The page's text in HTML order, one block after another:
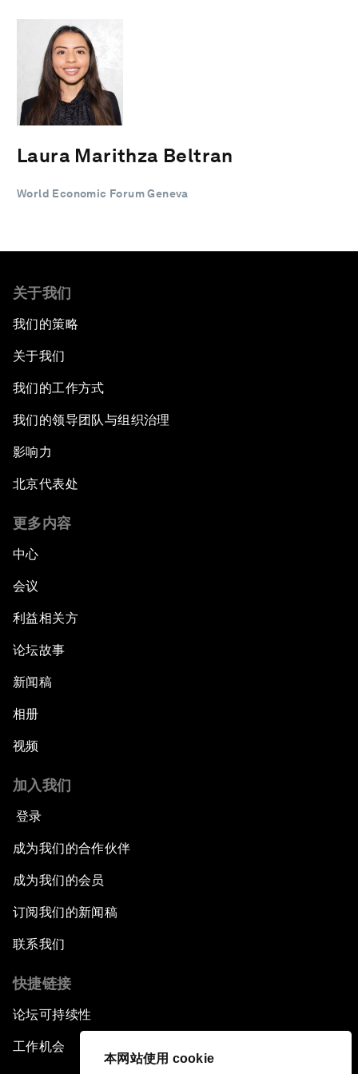
本网站使用 cookie
Laura Marithza Beltran
World Economic Forum Geneva
关于我们
我们的策略
关于我们
我们的工作方式
我们的领导团队与组织治理
影响力
北京代表处
更多内容
中心
会议
利益相关方
论坛故事
新闻稿
相册
视频
加入我们
登录
成为我们的合作伙伴
成为我们的会员
订阅我们的新闻稿
联系我们
快捷链接
论坛可持续性
工作机会